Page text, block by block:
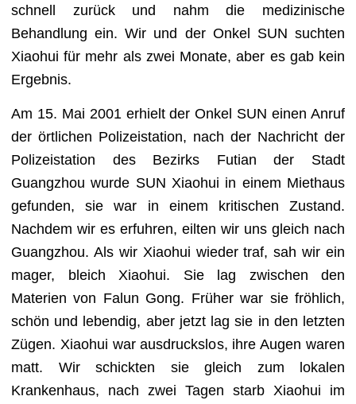
schnell zurück und nahm die medizinische
Behandlung ein. Wir und der Onkel SUN suchten
Xiaohui für mehr als zwei Monate, aber es gab kein
Ergebnis.
Am 15. Mai 2001 erhielt der Onkel SUN einen Anruf
der örtlichen Polizeistation, nach der Nachricht der
Polizeistation des Bezirks Futian der Stadt
Guangzhou wurde SUN Xiaohui in einem Miethaus
gefunden, sie war in einem kritischen Zustand.
Nachdem wir es erfuhren, eilten wir uns gleich nach
Guangzhou. Als wir Xiaohui wieder traf, sah wir ein
mager, bleich Xiaohui. Sie lag zwischen den
Materien von Falun Gong. Früher war sie fröhlich,
schön und lebendig, aber jetzt lag sie in den letzten
Zügen. Xiaohui war ausdruckslos, ihre Augen waren
matt. Wir schickten sie gleich zum lokalen
Krankenhaus, nach zwei Tagen starb Xiaohui im